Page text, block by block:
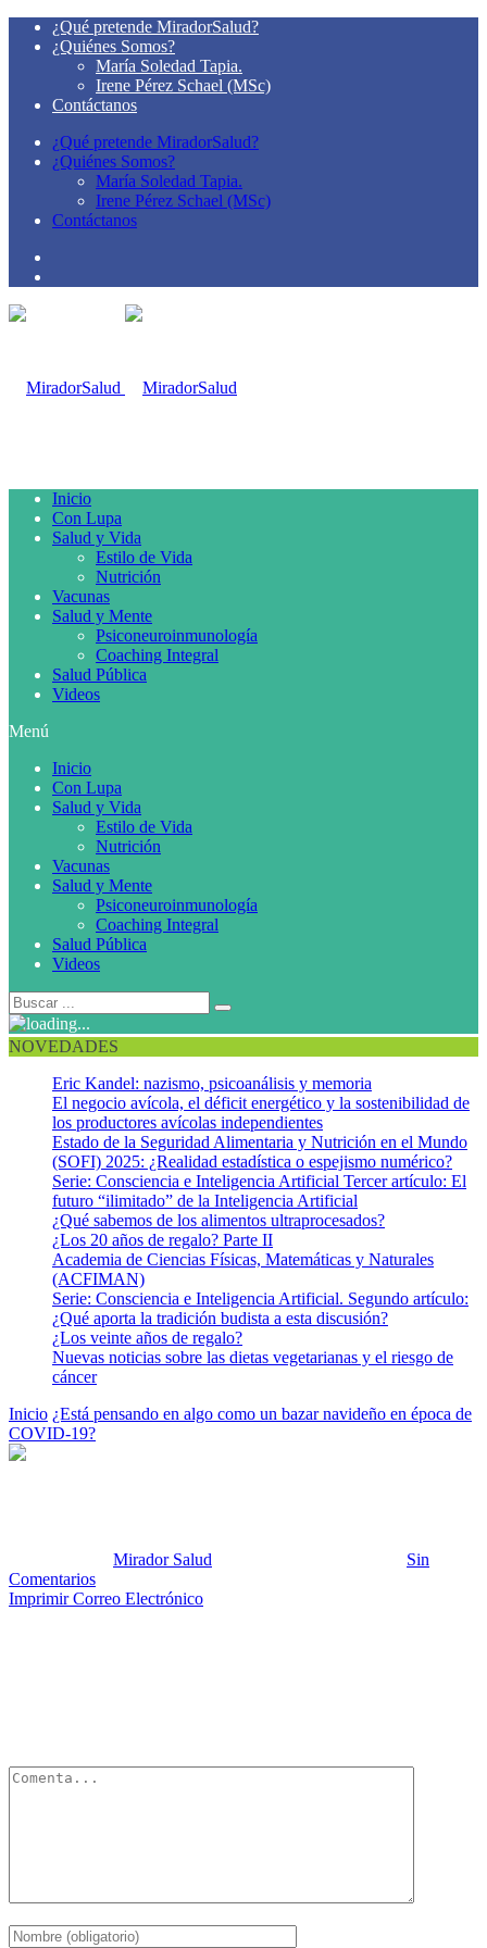
¿Qué pretende MiradorSalud?
¿Quiénes Somos?
María Soledad Tapia.
Irene Pérez Schael (MSc)
Contáctanos
¿Qué pretende MiradorSalud?
¿Quiénes Somos?
María Soledad Tapia.
Irene Pérez Schael (MSc)
Contáctanos
Inicio
Con Lupa
Salud y Vida
Estilo de Vida
Nutrición
Vacunas
Salud y Mente
Psiconeuroinmunología
Coaching Integral
Salud Pública
Videos
Menú
Inicio
Con Lupa
Salud y Vida
Estilo de Vida
Nutrición
Vacunas
Salud y Mente
Psiconeuroinmunología
Coaching Integral
Salud Pública
Videos
NOVEDADES
Eric Kandel: nazismo, psicoanálisis y memoria
El negocio avícola, el déficit energético y la sostenibilidad de
los productores avícolas independientes
Estado de la Seguridad Alimentaria y Nutrición en el Mundo
(SOFI) 2025: ¿Realidad estadística o espejismo numérico?
Serie: Consciencia e Inteligencia Artificial Tercer artículo: El
futuro “ilimitado” de la Inteligencia Artificial
¿Qué sabemos de los alimentos ultraprocesados?
¿Los 20 años de regalo? Parte II
Academia de Ciencias Físicas, Matemáticas y Naturales
(ACFIMAN)
Serie: Consciencia e Inteligencia Artificial. Segundo artículo:
¿Qué aporta la tradición budista a esta discusión?
¿Los veinte años de regalo?
Nuevas noticias sobre las dietas vegetarianas y el riesgo de
cáncer
Inicio ¿Está pensando en algo como un bazar navideño en época de
COVID-19?
Mirador Salud
Sin
Comentarios
Imprimir Correo Electrónico